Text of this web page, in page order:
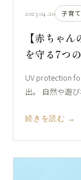
2023.04.20 子育て
【赤ちゃ
を守る7つ
UV protection
出。 自然や遊
続きを読む →